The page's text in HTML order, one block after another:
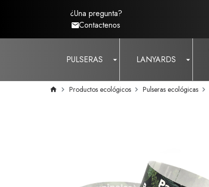
¿Una pregunta?
Contactenos
PULSERAS LANYARDS
Productos ecológicos Pulseras ecológicas